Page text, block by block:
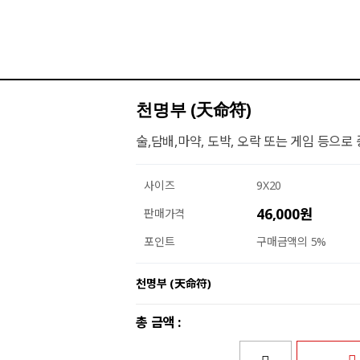
천명부 (天命符)
술,담배,마약, 도박, 오락 또는 게임 등으
사이즈
9X20
판매가격
46,000원
포인트 구매금액의 5%
천명부 (天命符)
총 금액 :